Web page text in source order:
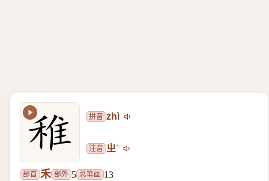
拼音 zhì
注音 ㄓˋ
部首 禾 部外 5 总笔画 13